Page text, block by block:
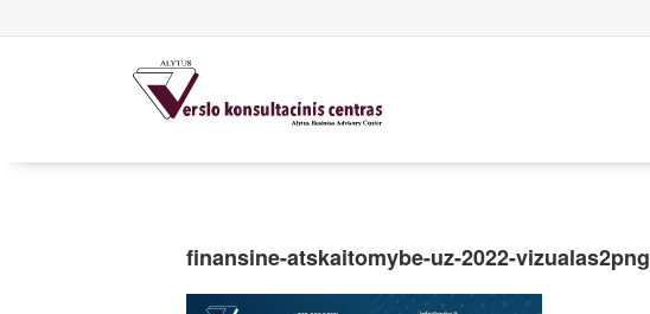
finansine-atskaitomybe-uz-2022-vizualas2png